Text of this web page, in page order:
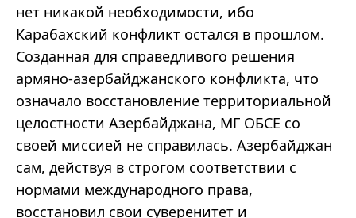
нет никакой необходимости, ибо
Карабахский конфликт остался в прошлом.
Созданная для справедливого решения
армяно-азербайджанского конфликта, что
означало восстановление территориальной
целостности Азербайджана, МГ ОБСЕ со
своей миссией не справилась. Азербайджан
сам, действуя в строгом соответствии с
нормами международного права,
восстановил свои суверенитет и